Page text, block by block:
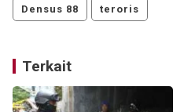
Densus 88 teroris
Terkait